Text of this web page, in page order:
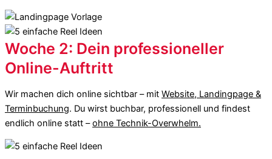
Woche 2: Dein professioneller
Online-Auftritt
Wir machen dich online sichtbar – mit Website, Landingpage &
Terminbuchung. Du wirst buchbar, professionell und findest
endlich online statt –ohne Technik-Overwhelm.